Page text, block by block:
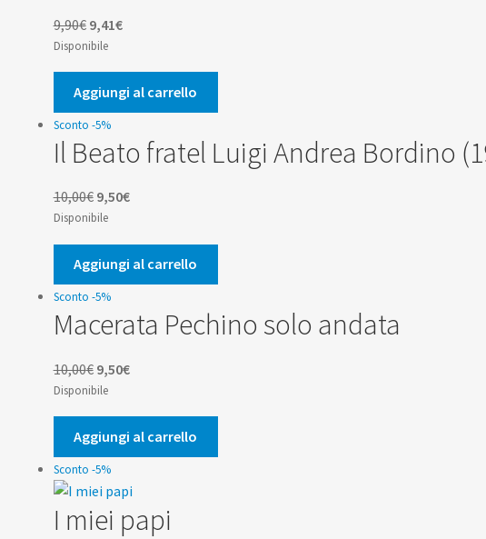
9,90€ Il
prezzo
originale
era:
9,90€.
9,41€Il
attuale
è:
9,41€.
Disponibile
Aggiungi al carrello
Sconto -5%
Il Beato fratel Luigi Andrea Bordino
10,00€ Il
prezzo
originale
era:
10,00€.
9,50€Il
attuale
è:
9,50€.
Disponibile
Aggiungi al carrello
Sconto -5%
Macerata Pechino solo andata
10,00€ Il
prezzo
originale
era:
10,00€.
9,50€Il
attuale
è:
9,50€.
Disponibile
Aggiungi al carrello
Sconto -5%
I miei papi